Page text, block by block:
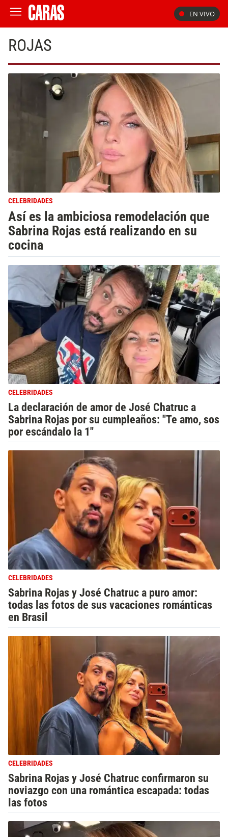
EN VIVO
ROJAS
CELEBRIDADES
Así es la ambiciosa remodelación que
Sabrina Rojas está realizando en su
cocina
CELEBRIDADES
La declaración de amor de José Chatruc a
Sabrina Rojas por su cumpleaños: "Te amo, sos
por escándalo la 1"
CELEBRIDADES
Sabrina Rojas y José Chatruc a puro amor:
todas las fotos de sus vacaciones románticas
en Brasil
CELEBRIDADES
Sabrina Rojas y José Chatruc confirmaron su
noviazgo con una romántica escapada: todas
las fotos